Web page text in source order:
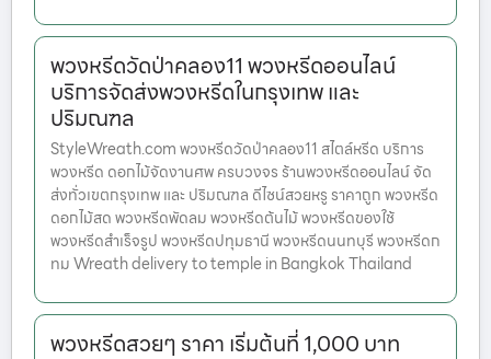
พวงหรีดวัดป่าคลอง11 พวงหรีดออนไลน์
บริการจัดส่งพวงหรีดในกรุงเทพ และ
ปริมณฑล
StyleWreath.com พวงหรีดวัดป่าคลอง11 สไตล์หรีด บริการ
พวงหรีด ดอกไม้จัดงานศพ ครบวงจร ร้านพวงหรีดออนไลน์ จัด
ส่งทั่วเขตกรุงเทพ และ ปริมณฑล ดีไซน์สวยหรู ราคาถูก พวงหรีด
ดอกไม้สด พวงหรีดพัดลม พวงหรีดต้นไม้ พวงหรีดของใช้
พวงหรีดสำเร็จรูป พวงหรีดปทุมธานี พวงหรีดนนทบุรี พวงหรีดก
ทม Wreath delivery to temple in Bangkok Thailand
พวงหรีดสวยๆ ราคา เริ่มต้นที่ 1,000 บาท